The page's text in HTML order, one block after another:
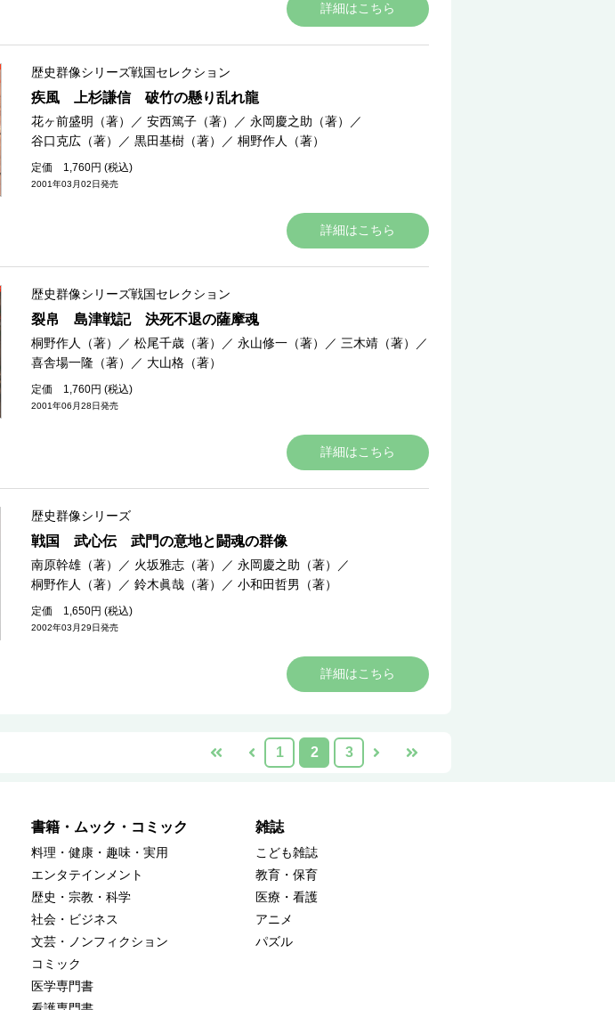
詳細はこちら
歴史群像シリーズ戦国セレクション
疾風 上杉謙信 破竹の懸り乱れ龍
花ヶ前盛明（著） ／ 安西篤子（著） ／ 永岡慶之助（著）
／
谷口克広（著）
／ 黒田基樹（著） ／ 桐野作人（著）
定価 1,760円 (税込)
2001年03月02日発売
詳細はこちら
歴史群像シリーズ戦国セレクション
裂帛 島津戦記 決死不退の薩摩魂
桐野作人（著） ／ 松尾千歳（著） ／ 永山修一（著） ／ 三木靖（著）
／
喜舎場一隆（著）
／ 大山格（著）
定価 1,760円 (税込)
2001年06月28日発売
詳細はこちら
歴史群像シリーズ
戦国 武心伝 武門の意地と闘魂の群像
南原幹雄（著） ／ 火坂雅志（著） ／ 永岡慶之助（著）
／
桐野作人（著）
／ 鈴木眞哉（著） ／ 小和田哲男（著）
定価 1,650円 (税込)
2002年03月29日発売
詳細はこちら
1 2 3
書籍・ムック・コミック
料理・健康・趣味・実用
エンタテインメント
歴史・宗教・科学
社会・ビジネス
文芸・ノンフィクション
コミック
医学専門書
雑誌
こども雑誌
教育・保育
医療・看護
アニメ
パズル